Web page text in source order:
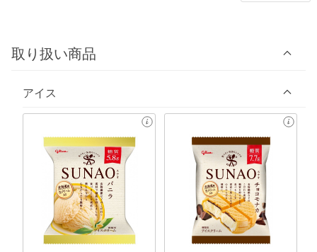
取り扱い商品
アイス